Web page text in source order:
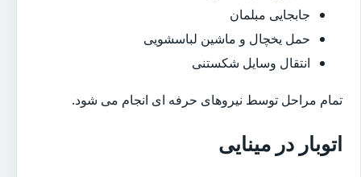
جابجایی مبلمان
حمل یخچال و ماشین لباسشویی
انتقال وسایل شکستنی
تمام مراحل توسط نیروهای حرفه ای انجام می شود.
اتوبار در مینایی